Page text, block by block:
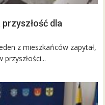
dla
z mieszkańców zapytał,